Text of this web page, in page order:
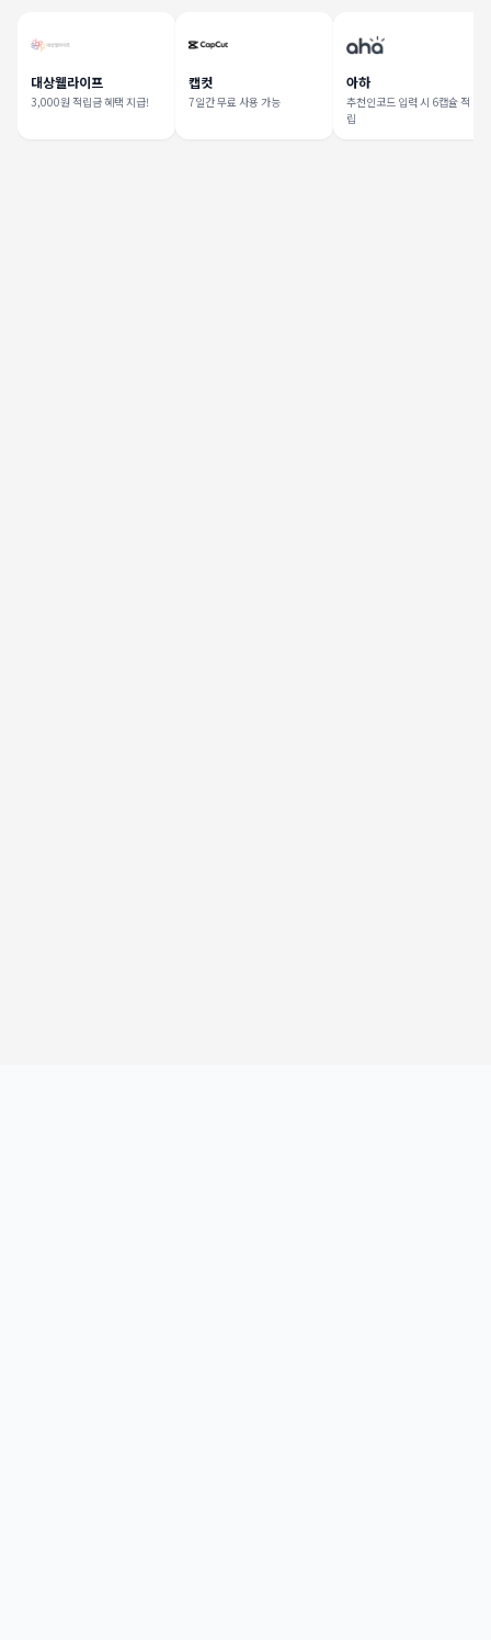
대상웰라이프
3,000원 적립금 혜택 지급!
캡컷
7일간 무료 사용 가능
아하
추천인코드 입력 시 6캡슐 적
립